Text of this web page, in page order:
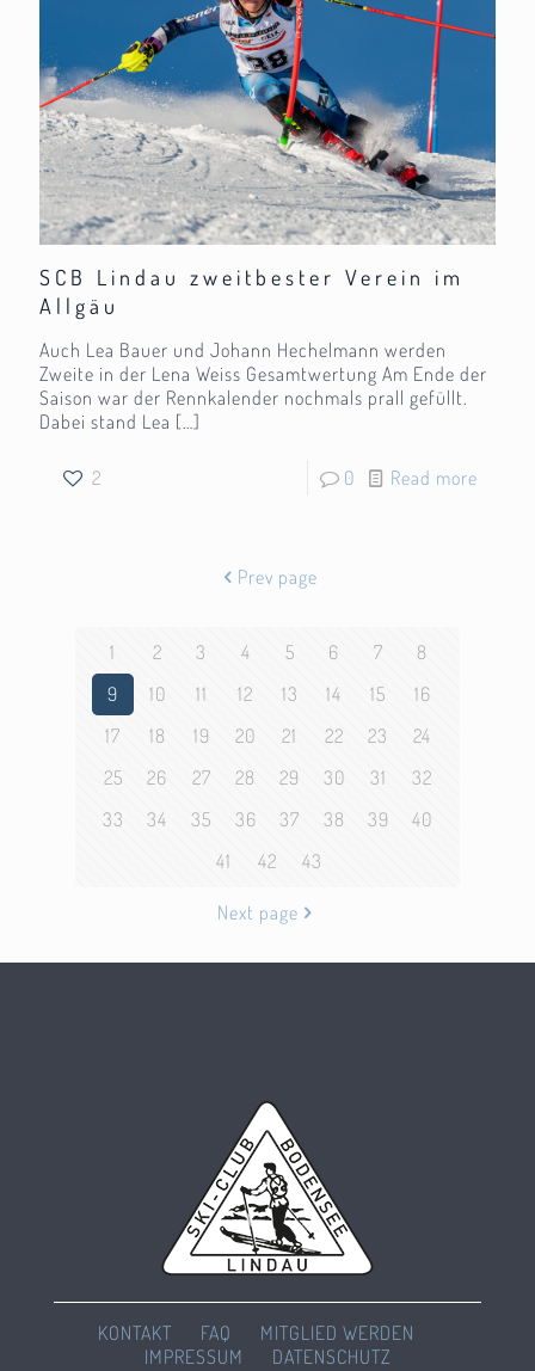
SCB Lindau zweitbester Verein im
Allgäu
Auch Lea Bauer und Johann Hechelmann werden
Zweite in der Lena Weiss Gesamtwertung Am Ende der
Saison war der Rennkalender nochmals prall gefüllt.
Dabei stand Lea […]
2 0 Read more
Prev page
1 2 3 4 5 6 7
8
9
10 11 12 13 14 15
16
17
18 19 20 21 22 23
24
25
26 27 28 29 30 31
32
33
34 35 36 37 38 39
40
41
42 43
Next page
KONTAKT FAQ
MITGLIED WERDEN
IMPRESSUM
DATENSCHUTZ